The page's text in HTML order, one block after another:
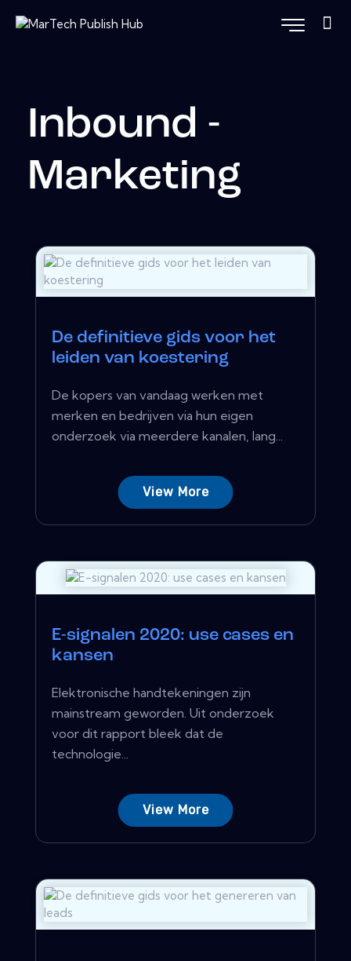
Inbound -
Marketing
De definitieve gids voor het
leiden van koestering
De kopers van vandaag werken met
merken en bedrijven via hun eigen
onderzoek via meerdere kanalen, lang...
View More
E-signalen 2020: use cases en
kansen
Elektronische handtekeningen zijn
mainstream geworden. Uit onderzoek
voor dit rapport bleek dat de
technologie...
View More